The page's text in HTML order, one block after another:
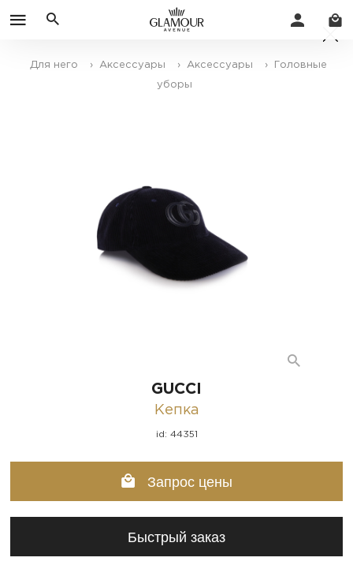
Для него › Аксессуары › Аксессуары › Головные
уборы
GUCCI
Кепка
id: 44351
Запрос цены
Быстрый заказ